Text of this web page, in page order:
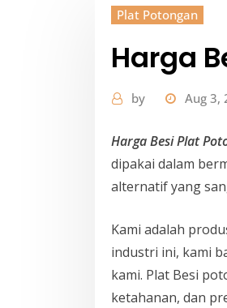
Plat Potongan
Harga
by Aug 3,
Harga Besi Plat
dipakai dalam
alternatif yang
Kami adalah
industri ini, kami
kami. Plat Besi
ketahanan, dan